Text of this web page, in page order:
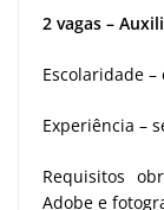
2 vagas –
Escolaridade
Experiência –
Requisitos
Adobe e